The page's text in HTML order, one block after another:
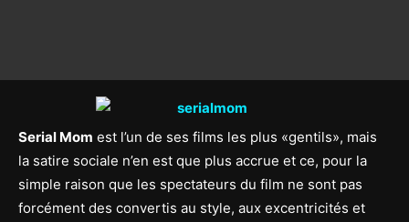
Serial Mom est l’un de ses films les plus «gentils», mais
la satire sociale n’en est que plus accrue et ce, pour la
simple raison que les spectateurs du film ne sont pas
forcément des convertis au style, aux excentricités et